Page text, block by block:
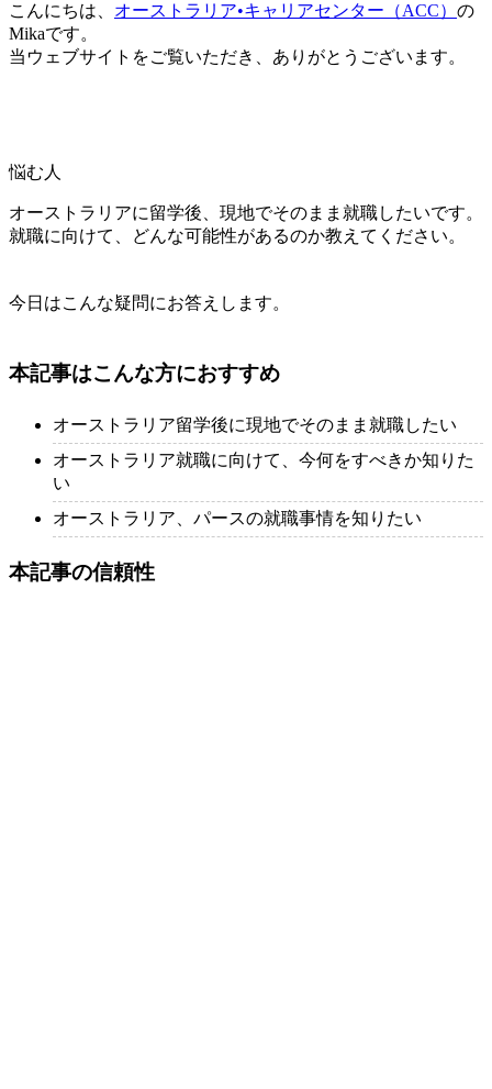
こんにちは、 オーストラリア•キャリアセンター（ACC） の
Mikaです。
当ウェブサイトをご覧いただき、ありがとうございます。
悩む人
オーストラリアに留学後、現地でそのまま就職したいです。
就職に向けて、どんな可能性があるのか教えてください。
今日はこんな疑問にお答えします。
本記事はこんな方におすすめ
オーストラリア留学後に現地でそのまま就職したい
オーストラリア就職に向けて、今何をすべきか知りた
い
オーストラリア、パースの就職事情を知りたい
本記事の信頼性